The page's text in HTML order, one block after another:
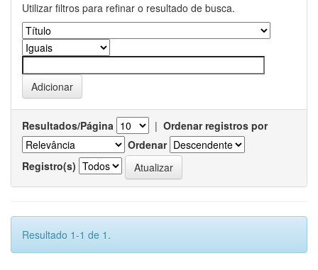
Utilizar filtros para refinar o resultado de busca.
Resultados/Página | Ordenar registros por
Ordenar
Registro(s)
Resultado 1-1 de 1.